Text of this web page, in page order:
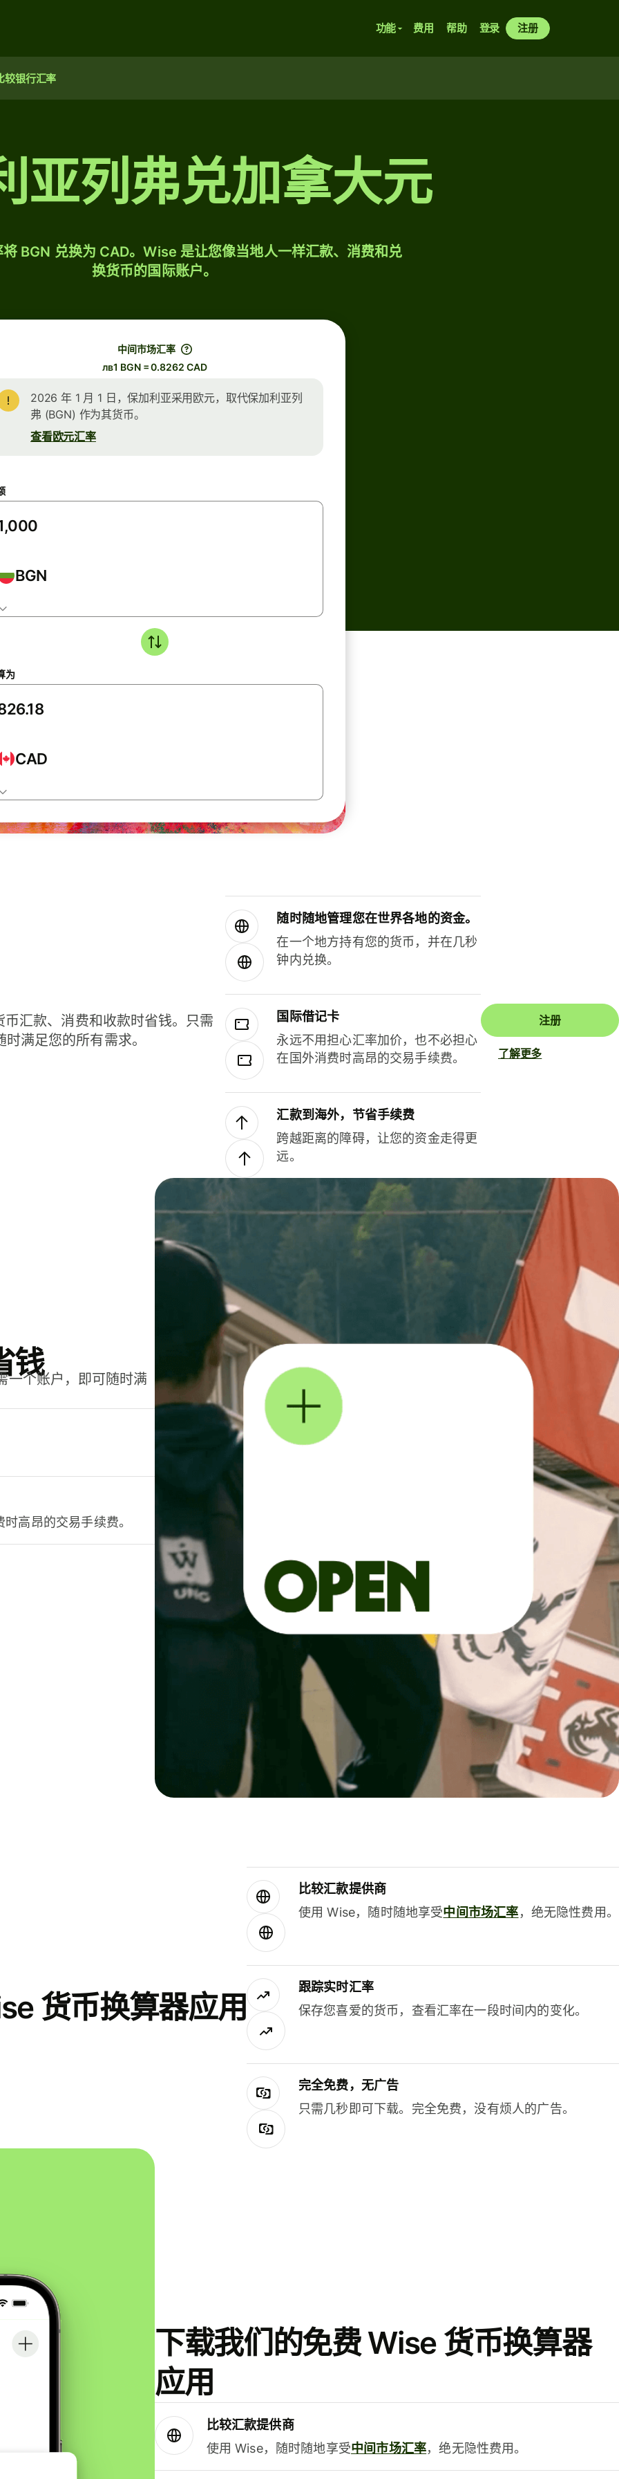
功能 费用 帮助 登录 注册
较银行汇率
亚列弗兑加拿大元
BGN 兑换为 CAD。Wise 是让您像当地人一样汇款、消费和兑
换货币的国际账户。
中间市场汇率
лв1 BGN = 0.8262 CAD
2026 年 1 月 1 日，保加利亚采用欧元，取代保加利亚列
弗 (BGN) 作为其货币。
查看欧元汇率
BGN
为
CAD
汇款、消费和收款时省钱。只需
满足您的所有需求。
随时随地管理您在世界各地的资金。
在一个地方持有您的货币，并在几秒
钟内兑换。
国际借记卡
永远不用担心汇率加价，也不必担心
在国外消费时高昂的交易手续费。
汇款到海外，节省手续费
跨越距离的障碍，让您的资金走得更
远。
注册
了解更多
钱
一个账户，即可随时满
高昂的交易手续费。
货币换算器应用
比较汇款提供商
使用 Wise，随时随地享受中间市场汇率，绝无隐性费用。
跟踪实时汇率
保存您喜爱的货币，查看汇率在一段时间内的变化。
完全免费，无广告
只需几秒即可下载。完全免费，没有烦人的广告。
下载我们的免费 Wise 货币换算器
应用
比较汇款提供商
使用 Wise，随时随地享受中间市场汇率，绝无隐性费用。